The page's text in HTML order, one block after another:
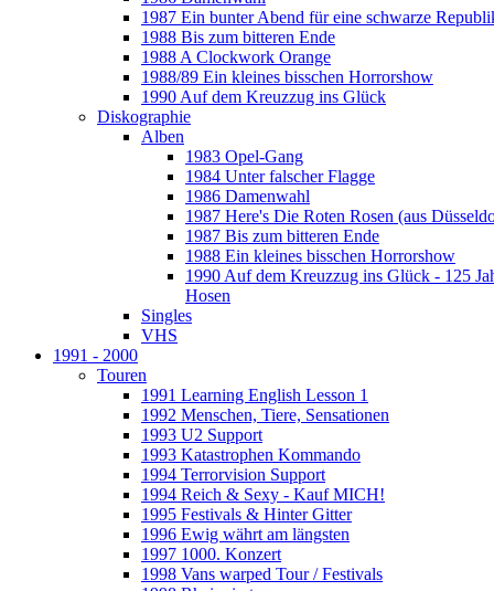
1987 Ein bunter Abend für eine schwarze
1988 Bis zum bitteren Ende
1988 A Clockwork Orange
1988/89 Ein kleines bisschen Horrorshow
1990 Auf dem Kreuzzug ins Glück
Diskographie
Alben
1983 Opel-Gang
1984 Unter falscher Flagge
1986 Damenwahl
1987 Here's Die Roten Rosen (aus
1987 Bis zum bitteren Ende
1988 Ein kleines bisschen Horrorshow
1990 Auf dem Kreuzzug ins Glück - 125
Hosen
Singles
VHS
1991 - 2000
Touren
1991 Learning English Lesson 1
1992 Menschen, Tiere, Sensationen
1993 U2 Support
1993 Katastrophen Kommando
1994 Terrorvision Support
1994 Reich & Sexy - Kauf MICH!
1995 Festivals & Hinter Gitter
1996 Ewig währt am längsten
1997 1000. Konzert
1998 Vans warped Tour / Festivals